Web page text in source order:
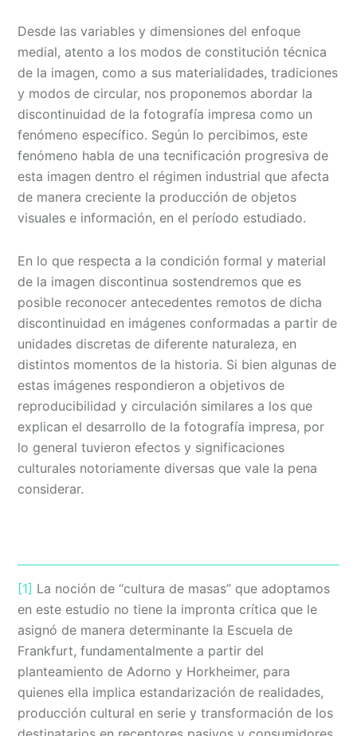
Desde las variables y dimensiones del enfoque
medial, atento a los modos de constitución técnica
de la imagen, como a sus materialidades, tradiciones
y modos de circular, nos proponemos abordar la
discontinuidad de la fotografía impresa como un
fenómeno específico. Según lo percibimos, este
fenómeno habla de una tecnificación progresiva de
esta imagen dentro el régimen industrial que afecta
de manera creciente la producción de objetos
visuales e información, en el período estudiado.
En lo que respecta a la condición formal y material
de la imagen discontinua sostendremos que es
posible reconocer antecedentes remotos de dicha
discontinuidad en imágenes conformadas a partir de
unidades discretas de diferente naturaleza, en
distintos momentos de la historia. Si bien algunas de
estas imágenes respondieron a objetivos de
reproducibilidad y circulación similares a los que
explican el desarrollo de la fotografía impresa, por
lo general tuvieron efectos y significaciones
culturales notoriamente diversas que vale la pena
considerar.
[1] La noción de “cultura de masas” que adoptamos
en este estudio no tiene la impronta crítica que le
asignó de manera determinante la Escuela de
Frankfurt, fundamentalmente a partir del
planteamiento de Adorno y Horkheimer, para
quienes ella implica estandarización de realidades,
producción cultural en serie y transformación de los